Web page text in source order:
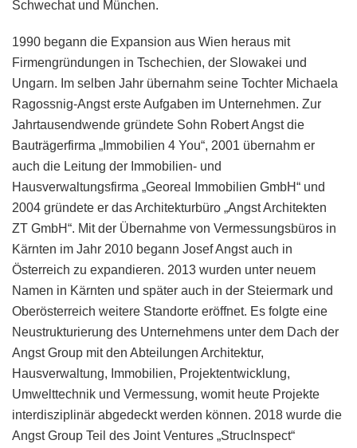
Schwechat und München.
1990 begann die Expansion aus Wien heraus mit
Firmengründungen in Tschechien, der Slowakei und
Ungarn. Im selben Jahr übernahm seine Tochter Michaela
Ragossnig-Angst erste Aufgaben im Unternehmen. Zur
Jahrtausendwende gründete Sohn Robert Angst die
Bauträgerfirma „Immobilien 4 You“, 2001 übernahm er
auch die Leitung der Immobilien- und
Hausverwaltungsfirma „Georeal Immobilien GmbH“ und
2004 gründete er das Architekturbüro „Angst Architekten
ZT GmbH“. Mit der Übernahme von Vermessungsbüros in
Kärnten im Jahr 2010 begann Josef Angst auch in
Österreich zu expandieren. 2013 wurden unter neuem
Namen in Kärnten und später auch in der Steiermark und
Oberösterreich weitere Standorte eröffnet. Es folgte eine
Neustrukturierung des Unternehmens unter dem Dach der
Angst Group mit den Abteilungen Architektur,
Hausverwaltung, Immobilien, Projektentwicklung,
Umwelttechnik und Vermessung, womit heute Projekte
interdisziplinär abgedeckt werden können. 2018 wurde die
Angst Group Teil des Joint Ventures „StrucInspect“